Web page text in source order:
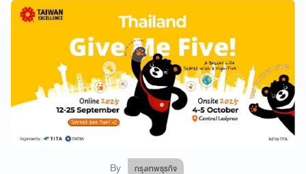
By กรุงเทพธุรกิจ